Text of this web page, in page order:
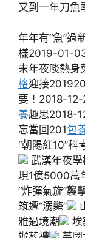
又到一年刀魚
年年有“魚”過
樣2019-01-
末年夜啖熱身
格迎接
要！2018-12-
養趣思2018-
忘當回201包
“朝陽紅10”科
武漢年夜
現1億5000萬
“炸彈氣旋”襲
筑遭“溺斃”
雅過境潮
埃